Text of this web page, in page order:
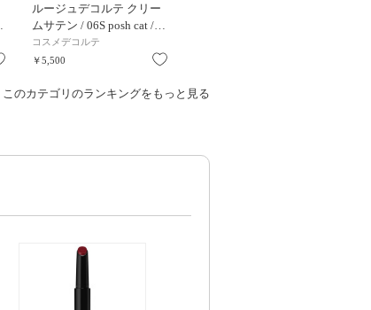
お気に入り
ルージュデコルテ クリー
ムサテン / 06S posh cat /…
コスメデコルテ
￥5,500
このカテゴリのランキングをもっと見る